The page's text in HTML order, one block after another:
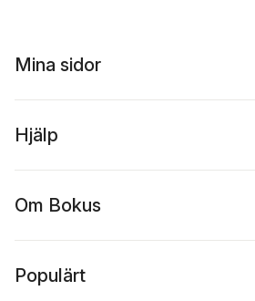
Mina sidor
Hjälp
Om Bokus
Populärt